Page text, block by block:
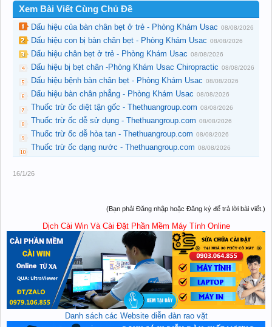
Xem Bài Viết Cùng Chủ Đề
Dấu hiệu của bàn chân bẹt ở trẻ - Phòng Khám Usac 08/08/2026
Dấu hiệu con bị bàn chân bẹt - Phòng Khám Usac 08/08/2026
Dấu hiệu chân bẹt ở trẻ - Phòng Khám Usac 08/08/2026
Dấu hiệu bị bẹt chân -Phòng Khám Usac Chiropractic 08/08/2026
Dấu hiệu bệnh bàn chân bẹt - Phòng Khám Usac 08/08/2026
Dấu hiệu bàn chân phẳng - Phòng Khám Usac 08/08/2026
Thuốc trừ ốc diệt tận gốc - Thethuangroup.com 08/08/2026
Thuốc trừ ốc dễ sử dụng - Thethuangroup.com 08/08/2026
Thuốc trừ ốc dễ hòa tan - Thethuangroup.com 08/08/2026
Thuốc trừ ốc dạng nước - Thethuangroup.com 08/08/2026
16/1/26
(Bạn phải Đăng nhập hoặc Đăng ký để trả lời bài viết.)
Dịch Cài Win Và Cài Đặt Phần Mềm Máy Tính Online
Danh sách các Website diễn đàn rao vặt